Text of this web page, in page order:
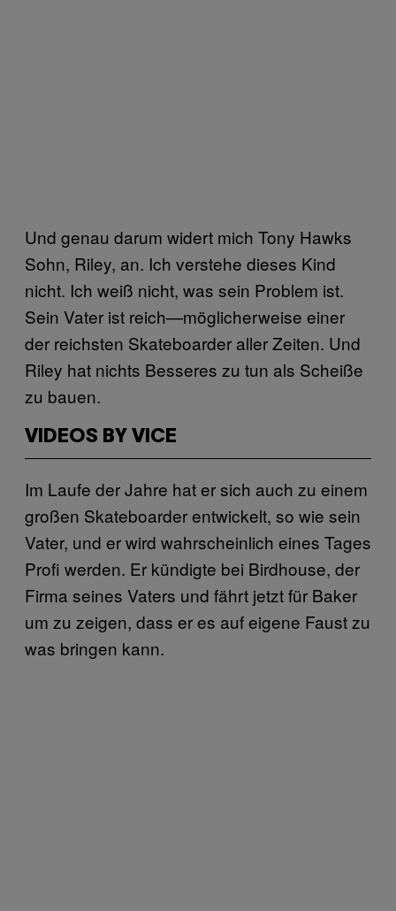
Und genau darum widert mich Tony Hawks
Sohn, Riley, an. Ich verstehe dieses Kind
nicht. Ich weiß nicht, was sein Problem ist.
Sein Vater ist reich—möglicherweise einer
der reichsten Skateboarder aller Zeiten. Und
Riley hat nichts Besseres zu tun als Scheiße
zu bauen.
VIDEOS BY VICE
Im Laufe der Jahre hat er sich auch zu einem
großen Skateboarder entwickelt, so wie sein
Vater, und er wird wahrscheinlich eines Tages
Profi werden. Er kündigte bei Birdhouse, der
Firma seines Vaters und fährt jetzt für Baker
um zu zeigen, dass er es auf eigene Faust zu
was bringen kann.